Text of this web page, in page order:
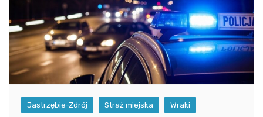
Jastrzębie-Zdrój Straż miejska Wraki